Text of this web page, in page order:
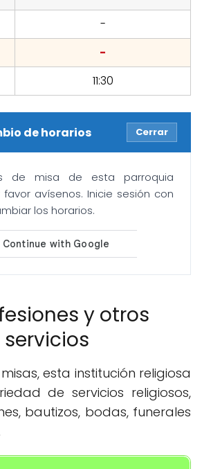
-
-
11:30
de horarios Cerrar
de misa de esta parroquia
avísenos. Inicie sesión con
los horarios.
y otros
servicios
esta institución religiosa
de servicios religiosos,
bautizos, bodas, funerales